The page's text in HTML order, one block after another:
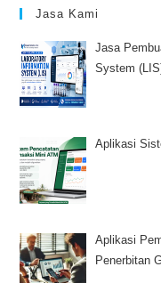
Jasa Kami
Jasa
System
Aplikasi
Aplikasi
Penerbitan